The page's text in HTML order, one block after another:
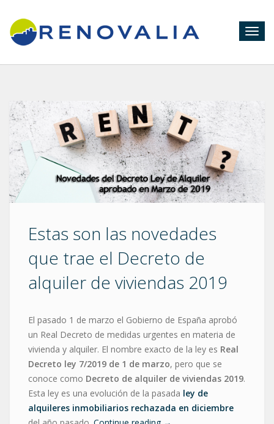
Estas son las novedades
que trae el Decreto de
alquiler de viviendas 2019
El pasado 1 de marzo el Gobierno de España aprobó
un Real Decreto de medidas urgentes en materia de
vivienda y alquiler. El nombre exacto de la ley es Real
Decreto ley 7/2019 de 1 de marzo, pero que se
conoce como Decreto de alquiler de viviendas 2019.
Esta ley es una evolución de la pasada ley de
alquileres inmobiliarios rechazada en diciembre